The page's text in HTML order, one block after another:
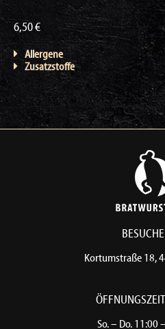
6,50 €
Allergene
Zusatzstoffe
Kortumstraße 18,
So. – Do. 11:00